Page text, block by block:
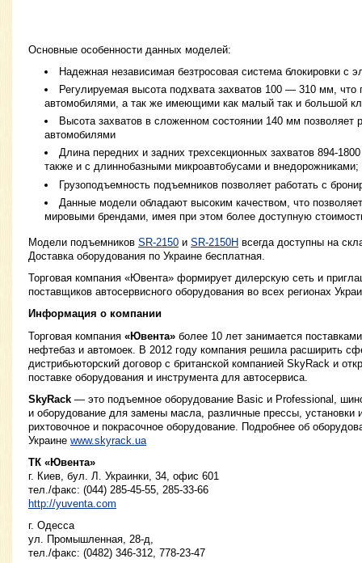
Основные особенности данных моделей:
Надежная независимая безтросовая система блокировки с
Регулируемая высота подхвата захватов 100 — 310 мм, что
автомобилями, а так же имеющими как малый так и большой
Высота захватов в сложенном состоянии 140 мм позволяет
автомобилями
Длина передних и задних трехсекционных захватов 894-
также и с длиннобазными микроавтобусами и внедорожниками;
Грузоподъемность подъемников позволяет работать с
Данные модели обладают высоким качеством, что
мировыми брендами, имея при этом более доступную
Модели подъемников SR-2150 и SR-2150H всегда доступны на
Доставка оборудования по Украине бесплатная.
Торговая компания «Ювента» формирует дилерскую сеть и
поставщиков автосервисного оборудования во всех регионах
Информация о компании
Торговая компания «Ювента» более 10 лет занимается
нефтебаз и автомоек. В 2012 году компания решила расширить
дистрибьюторский договор с британской компанией SkyRack и
поставке оборудования и инструмента для автосервиса.
SkyRack — это подъемное оборудование Basiс и Professional,
и оборудование для замены масла, различные прессы, установки
рихтовочное и покрасочное оборудование. Подробнее об
Украине www.skyrack.ua
ТК «Ювента»
г. Киев, бул. Л. Украинки, 34, офис 601
тел./факс: (044) 285-45-55, 285-33-66
http://yuventa.com
г. Одесса
ул. Промышленная, 28-д,
тел./факс: (0482) 346-312, 778-23-47